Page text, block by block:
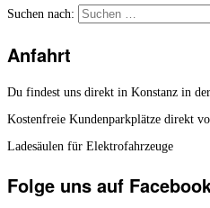
Suchen nach:
Anfahrt
Du findest uns direkt in Konstanz in
Kostenfreie Kundenparkplätze direkt
Ladesäulen für Elektrofahrzeuge
Folge uns auf